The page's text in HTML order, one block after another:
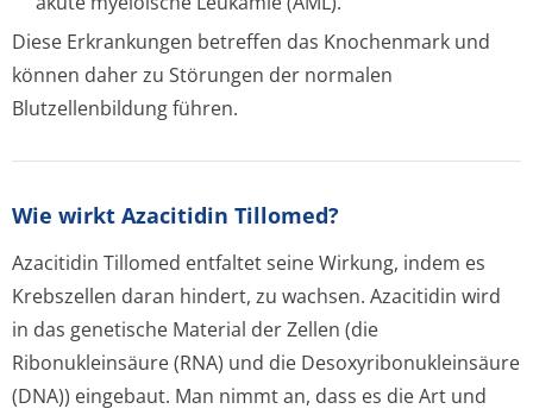
Diese Erkrankungen betreffen das Knochenmark und
können daher zu Störungen der normalen
Blutzellenbildung führen.
Wie wirkt Azacitidin Tillomed?
Azacitidin Tillomed entfaltet seine Wirkung, indem es
Krebszellen daran hindert, zu wachsen. Azacitidin wird
in das genetische Material der Zellen (die
Ribonukleinsäure (RNA) und die Desoxyribonukle­insäure
(DNA)) eingebaut. Man nimmt an, dass es die Art und